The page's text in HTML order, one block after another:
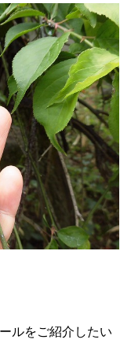
ルをご紹介したい